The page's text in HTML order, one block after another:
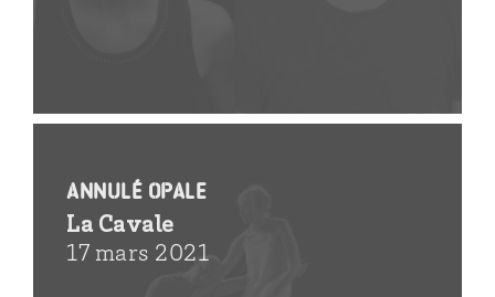
annulé Opale
La Cavale
17 mars 2021